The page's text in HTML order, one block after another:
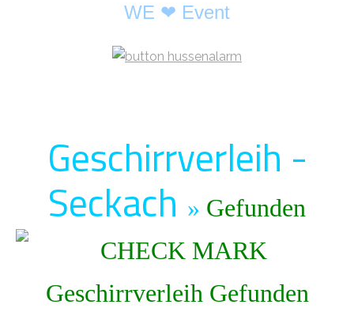
WE ❤ Event
Geschirrverleih -
Seckach » Gefunden